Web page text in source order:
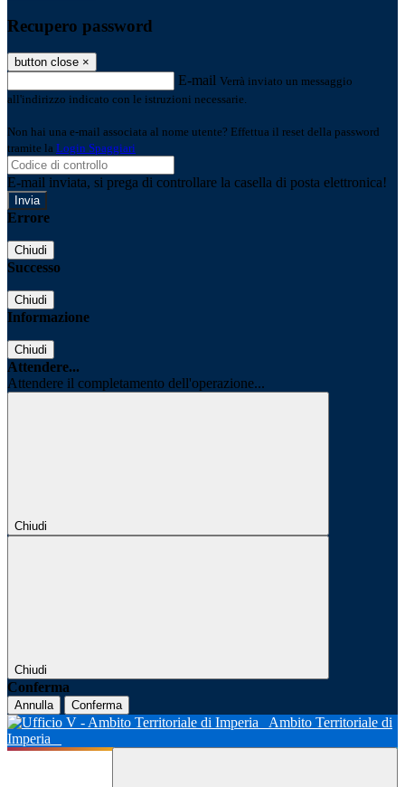
Recupero password
button close ×
E-mail Verrà inviato un messaggio
all'indirizzo indicato con le istruzioni necessarie.
Non hai una e-mail associata al nome utente? Effettua il reset della password
tramite la Login Spaggiari
E-mail inviata, si prega di controllare la casella di posta elettronica!
Errore
Chiudi
Successo
Chiudi
Informazione
Chiudi
Attendere...
Attendere il completamento dell'operazione...
Chiudi
Chiudi
Conferma
Annulla Conferma
Ambito Territoriale di
Imperia